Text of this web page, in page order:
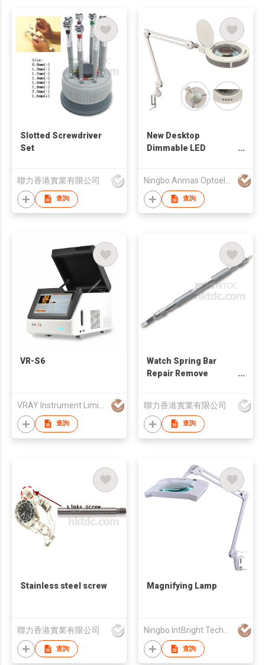
Slotted Screwdriver
Set
聯力香港實業有限公司
查詢
New Desktop
Dimmable LED
Light
查詢
VR-S6
查詢
Watch Spring Bar
Repair Remove
聯力香港實業有限公司
查詢
Stainless steel screw
聯力香港實業有限公司
查詢
Magnifying Lamp
查詢